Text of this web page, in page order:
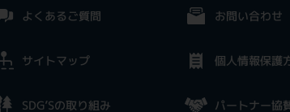
よくあるご質問
サイトマップ
SDG’Sの取り組み
お問い合わせ
個人情報保護
パートナー協